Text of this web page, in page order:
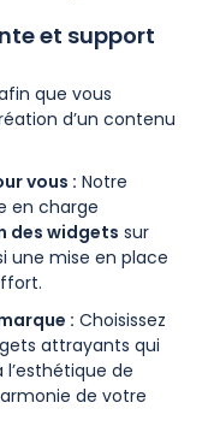
et support
que vous
d’un contenu
vous : Notre
en charge
des widgets sur
une mise en place
: Choisissez
attrayants qui
de
de votre